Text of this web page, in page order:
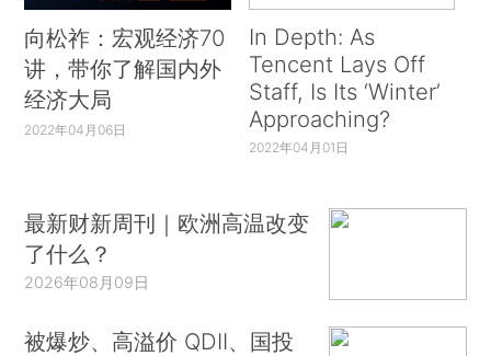
向松祚：宏观经济70
讲，带你了解国内外
经济大局
2022年04月06日
In Depth: As
Tencent Lays Off
Staff, Is Its ‘Winter’
Approaching?
2022年04月01日
最新财新周刊｜欧洲高温改变
了什么？
2026年08月09日
被爆炒、高溢价 QDII、国投